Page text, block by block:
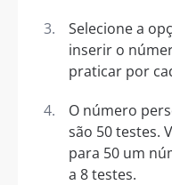
Selecione a
inserir o
praticar por
O número
são 50 testes.
para 50 um
a 8 testes.